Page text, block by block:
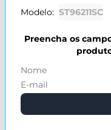
Modelo: ST96211SC
Preencha os